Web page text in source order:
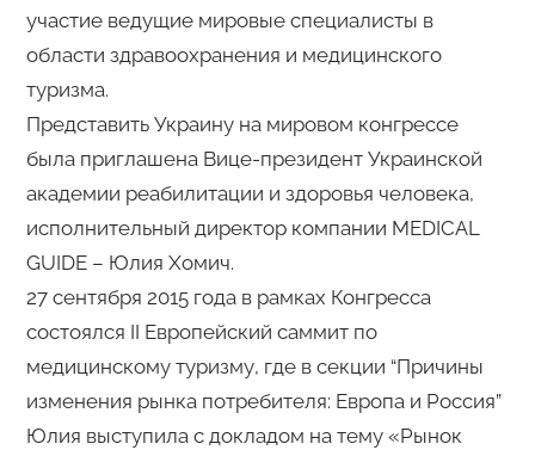
участие ведущие мировые специалисты в
области здравоохранения и медицинского
туризма.
Представить Украину на мировом конгрессе
была приглашена Вице-президент Украинской
академии реабилитации и здоровья человека,
исполнительный директор компании MEDICAL
GUIDE – Юлия Хомич.
27 сентября 2015 года в рамках Конгресса
состоялся II Европейский саммит по
медицинскому туризму, где в секции “Причины
изменения рынка потребителя: Европа и Россия”
Юлия выступила с докладом на тему «Рынок